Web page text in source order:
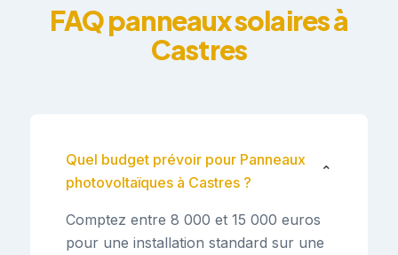
FAQ panneaux solaires à
Castres
Quel budget prévoir pour Panneaux
photovoltaïques à Castres ?
⌄
Comptez entre 8 000 et 15 000 euros
pour une installation standard sur une